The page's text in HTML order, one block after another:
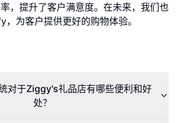
，提升了客户满意度。在未来，我们也
为客户提供更好的购物体验。
对于Ziggy's礼品店有哪些便利和好
处？